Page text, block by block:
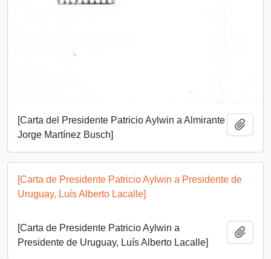
[Carta del Presidente Patricio Aylwin a Almirante
Jorge Martínez Busch]
[Carta de Presidente Patricio Aylwin a Presidente de
Uruguay, Luís Alberto Lacalle]
[Carta de Presidente Patricio Aylwin a
Presidente de Uruguay, Luís Alberto Lacalle]